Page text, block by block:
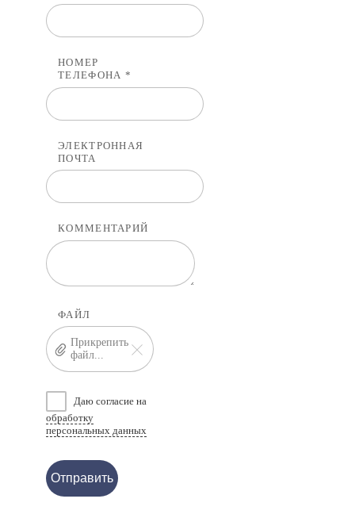
НОМЕР
ТЕЛЕФОНА *
ЭЛЕКТРОННАЯ
ПОЧТА
КОММЕНТАРИЙ
ФАЙЛ
Прикрепить
файл...
Даю согласие на
обработку
персональных данных
Отправить